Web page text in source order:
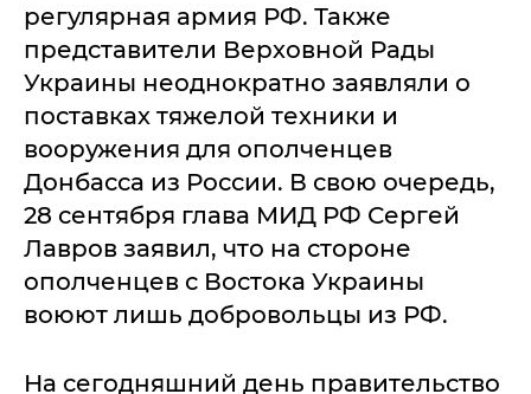
регулярная армия РФ. Также
представители Верховной Рады
Украины неоднократно заявляли о
поставках тяжелой техники и
вооружения для ополченцев
Донбасса из России. В свою очередь,
28 сентября глава МИД РФ Сергей
Лавров заявил, что на стороне
ополченцев с Востока Украины
воюют лишь добровольцы из РФ.
На сегодняшний день правительство